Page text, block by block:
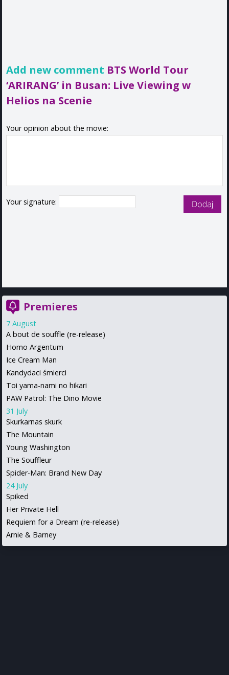
Add new comment BTS World Tour
‘ARIRANG’ in Busan: Live Viewing w
Helios na Scenie
Your opinion about the movie:
Your signature:
Premieres
7 August
A bout de souffle (re-release)
Homo Argentum
Ice Cream Man
Kandydaci śmierci
Toi yama-nami no hikari
PAW Patrol: The Dino Movie
31 July
Skurkarnas skurk
The Mountain
Young Washington
The Souffleur
Spider-Man: Brand New Day
24 July
Spiked
Her Private Hell
Requiem for a Dream (re-release)
Arnie & Barney